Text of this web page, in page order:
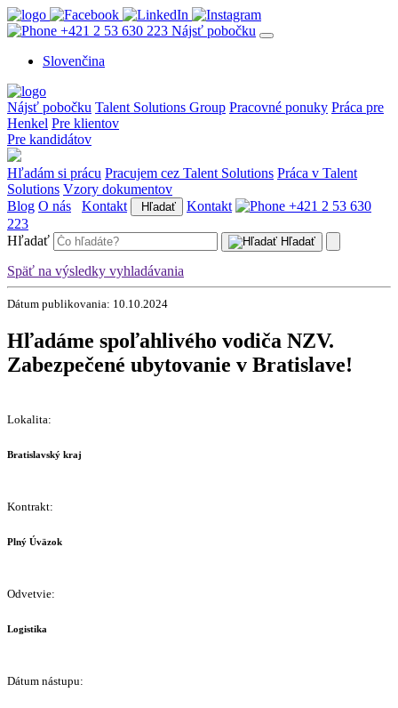
+421 2 53 630 223 Nájsť pobočku
Slovenčina
Nájsť pobočku Talent Solutions Group Pracovné ponuky Práca pre
Henkel Pre klientov
Pre kandidátov
Hľadám si prácu Pracujem cez Talent Solutions Práca v Talent
Solutions Vzory dokumentov
Blog O nás Kontakt Hľadať Kontakt
+421 2 53 630
223
Hľadať
Hľadať
Späť na výsledky vyhladávania
Dátum publikovania: 10.10.2024
Hľadáme spoľahlivého vodiča NZV.
Zabezpečené ubytovanie v Bratislave!
Lokalita:
Bratislavský kraj
Kontrakt:
Plný Úväzok
Odvetvie:
Logistika
Dátum nástupu: